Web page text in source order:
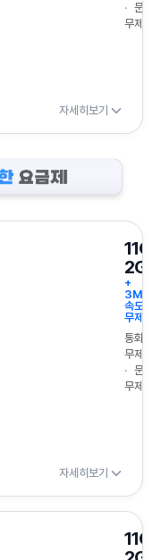
문자
무제한
자세히보기
2GB
+
속도
무제한
통화
무제한
문자
무제한
자세히보기